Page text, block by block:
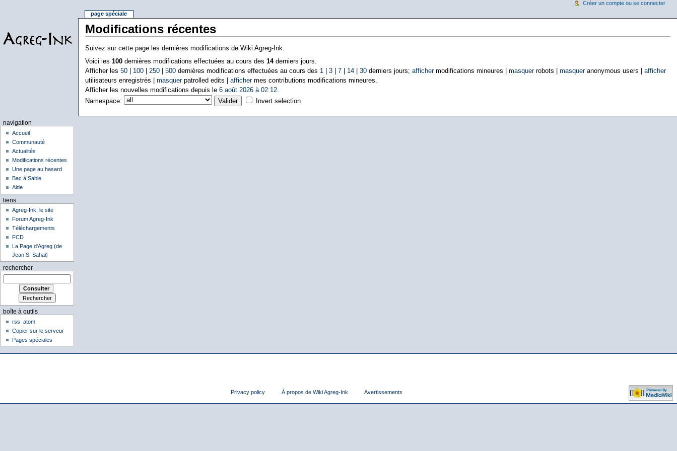
Modifications récentes
Suivez sur cette page les dernières modifications de Wiki Agreg-Ink.
Voici les 100dernières modifications effectuées au cours des 14derniers jours.
Afficher les 50| 100| 250| 500dernières modifications effectuées au cours des 1 3| 7| 14| 30derniers jours; affichermodifications mineures | masquerrobots | masqueranonymous users | afficher
utilisateurs enregistrés | masquerpatrolled edits | affichermes contributions modifications mineures.
Afficher les nouvelles modifications depuis le 6 août 2026 à 02:12.
Namespace:
Invert selection
page spéciale
Créer un compte ou se connecter
navigation
Accueil
Communauté
Actualités
Modifications récentes
Une page au hasard
Bac à Sable
Aide
liens
Agreg-Ink: le site
Forum Agreg-Ink
Téléchargements
FCD
La Page d'Agreg (de
Jean S. Sahai)
rechercher
boîte à outils
rss
atom
Copier sur le serveur
Pages spéciales
Privacy policy À propos de Wiki Agreg-Ink Avertissements